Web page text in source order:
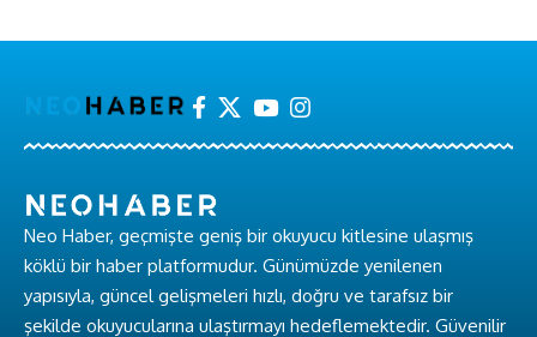
Neo Haber, geçmişte geniş bir okuyucu kitlesine ulaşmış
köklü bir haber platformudur. Günümüzde yenilenen
yapısıyla, güncel gelişmeleri hızlı, doğru ve tarafsız bir
şekilde okuyucularına ulaştırmayı hedeflemektedir. Güvenilir